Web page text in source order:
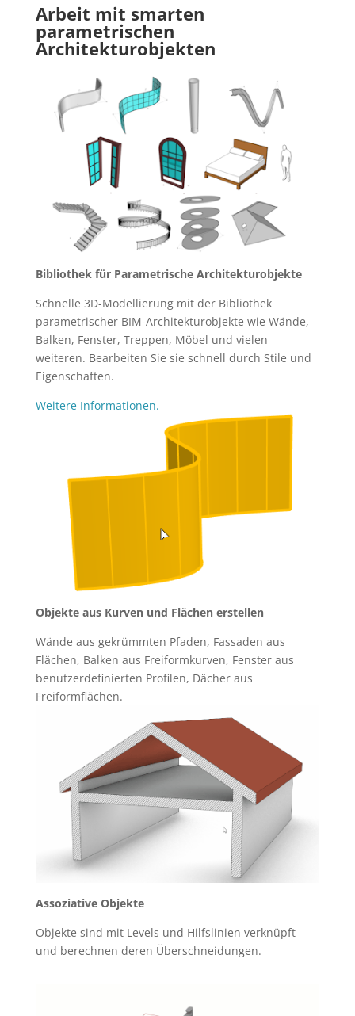
Arbeit mit smarten
parametrischen
Architekturobjekten
Bibliothek für Parametrische Architekturobjekte
Schnelle 3D-Modellierung mit der Bibliothek
parametrischer BIM-Architekturobjekte wie Wände,
Balken, Fenster, Treppen, Möbel und vielen
weiteren. Bearbeiten Sie sie schnell durch Stile und
Eigenschaften.
Weitere Informationen.
Objekte aus Kurven und Flächen erstellen
Wände aus gekrümmten Pfaden, Fassaden aus
Flächen, Balken aus Freiformkurven, Fenster aus
benutzerdefinierten Profilen, Dächer aus
Freiformflächen.
Assoziative Objekte
Objekte sind mit Levels und Hilfslinien verknüpft
und berechnen deren Überschneidungen.